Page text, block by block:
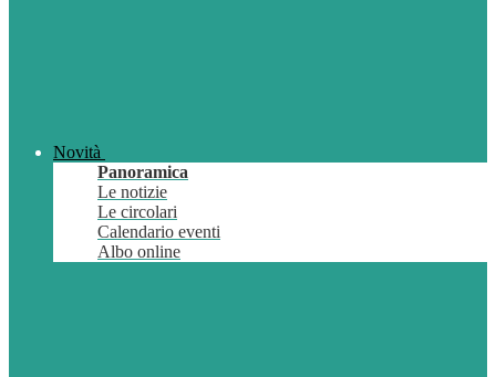
Novità
Panoramica
Le notizie
Le circolari
Calendario eventi
Albo online